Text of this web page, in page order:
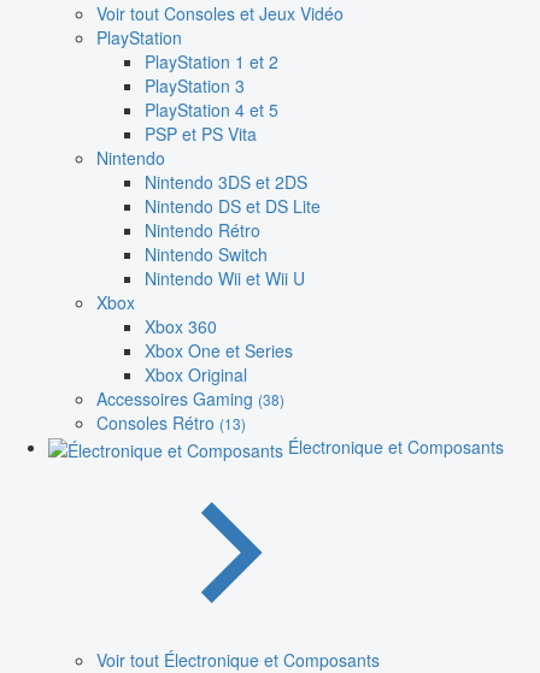
Voir tout Consoles et Jeux Vidéo
PlayStation
PlayStation 1 et 2
PlayStation 3
PlayStation 4 et 5
PSP et PS Vita
Nintendo
Nintendo 3DS et 2DS
Nintendo DS et DS Lite
Nintendo Rétro
Nintendo Switch
Nintendo Wii et Wii U
Xbox
Xbox 360
Xbox One et Series
Xbox Original
Accessoires Gaming (38)
Consoles Rétro (13)
Électronique et Composants
Voir tout Électronique et Composants